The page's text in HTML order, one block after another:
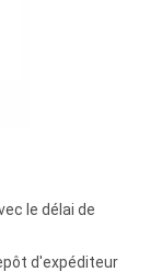
le délai de
d'expéditeur